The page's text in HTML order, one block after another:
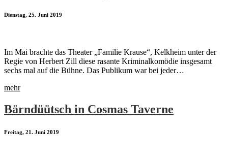
Dienstag, 25. Juni 2019
Im Mai brachte das Theater „Familie Krause“, Kelkheim unter der
Regie von Herbert Zill diese rasante Kriminalkomödie insgesamt
sechs mal auf die Bühne. Das Publikum war bei jeder…
mehr
Bärndüütsch in Cosmas Taverne
Freitag, 21. Juni 2019